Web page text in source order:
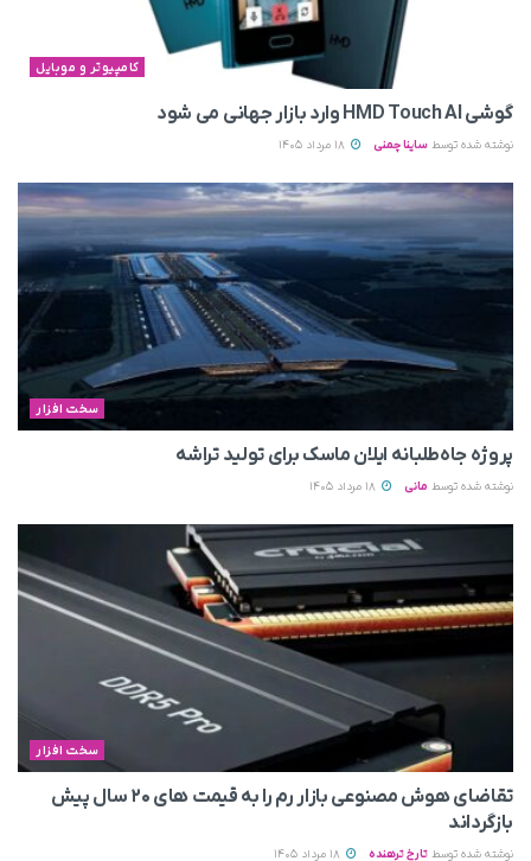
کامپیوتر و موبایل
گوشی HMD Touch AI وارد بازار جهانی می‌ شود
نوشته شده توسط ساینا چمنی
سخت افزار
پروژه جاه‌طلبانه ایلان ماسک برای تولید تراشه
نوشته شده توسط مانی
سخت افزار
تقاضای هوش مصنوعی بازار رم را به قیمت های ۲۰ سال پیش
بازگرداند
نوشته شده توسط تارخ ترهنده